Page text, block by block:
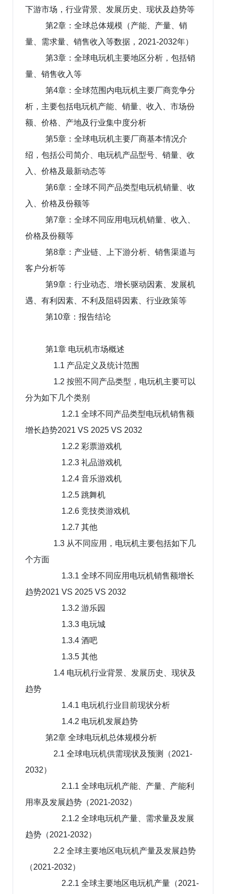
下游市场，行业背景、发展历史、现状及趋势等
第2章：全球总体规模（产能、产量、销
量、需求量、销售收入等数据，2021-2032年）
第3章：全球电玩机主要地区分析，包括销
量、销售收入等
第4章：全球范围内电玩机主要厂商竞争分
析，主要包括电玩机产能、销量、收入、市场份
额、价格、产地及行业集中度分析
第5章：全球电玩机主要厂商基本情况介
绍，包括公司简介、电玩机产品型号、销量、收
入、价格及最新动态等
第6章：全球不同产品类型电玩机销量、收
入、价格及份额等
第7章：全球不同应用电玩机销量、收入、
价格及份额等
第8章：产业链、上下游分析、销售渠道与
客户分析等
第9章：行业动态、增长驱动因素、发展机
遇、有利因素、不利及阻碍因素、行业政策等
第10章：报告结论
第1章 电玩机市场概述
1.1 产品定义及统计范围
1.2 按照不同产品类型，电玩机主要可以
分为如下几个类别
1.2.1 全球不同产品类型电玩机销售额
增长趋势2021 VS 2025 VS 2032
1.2.2 彩票游戏机
1.2.3 礼品游戏机
1.2.4 音乐游戏机
1.2.5 跳舞机
1.2.6 竞技类游戏机
1.2.7 其他
1.3 从不同应用，电玩机主要包括如下几
个方面
1.3.1 全球不同应用电玩机销售额增长
趋势2021 VS 2025 VS 2032
1.3.2 游乐园
1.3.3 电玩城
1.3.4 酒吧
1.3.5 其他
1.4 电玩机行业背景、发展历史、现状及
趋势
1.4.1 电玩机行业目前现状分析
1.4.2 电玩机发展趋势
第2章 全球电玩机总体规模分析
2.1 全球电玩机供需现状及预测（2021-
2032）
2.1.1 全球电玩机产能、产量、产能利
用率及发展趋势（2021-2032）
2.1.2 全球电玩机产量、需求量及发展
趋势（2021-2032）
2.2 全球主要地区电玩机产量及发展趋势
（2021-2032）
2.2.1 全球主要地区电玩机产量（2021-